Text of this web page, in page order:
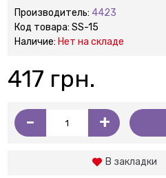
Производитель: 4423
Код товара: SS-15
Наличие: Нет на складе
417 грн.
- +
В закладки